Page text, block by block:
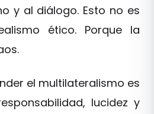
y al diálogo. Esto no es
ético. Porque la
el multilateralismo es
lucidez y